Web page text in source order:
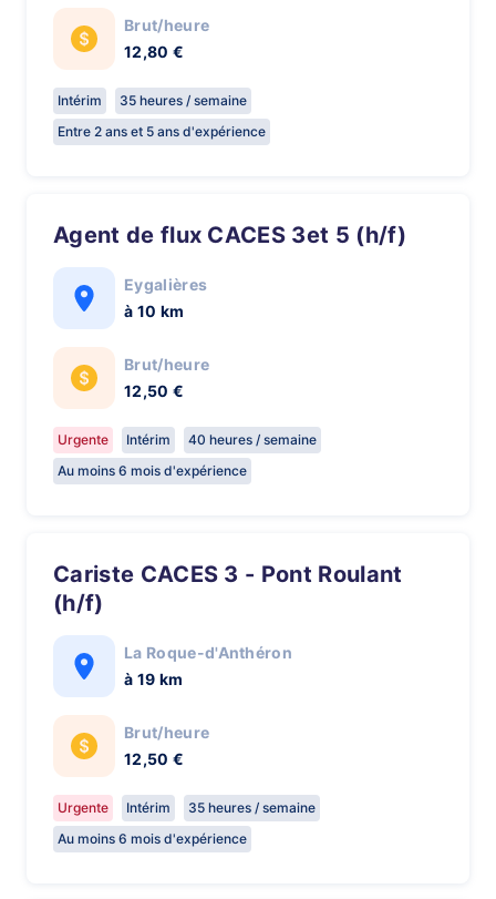
Brut/heure
12,80 €
Intérim
35 heures / semaine
Entre 2 ans et 5 ans d'expérience
Agent de flux CACES 3et 5 (h/f)
Eygalières
à 10 km
Brut/heure
12,50 €
Urgente Intérim
40 heures / semaine
Au moins 6 mois d'expérience
Cariste CACES 3 - Pont Roulant
(h/f)
La Roque-d'Anthéron
à 19 km
Brut/heure
12,50 €
Urgente Intérim
35 heures / semaine
Au moins 6 mois d'expérience